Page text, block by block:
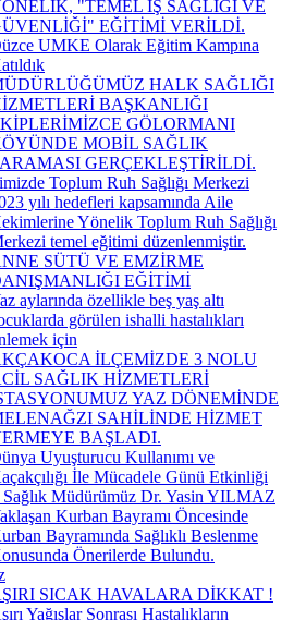
"TEMEL İŞ SAĞLIĞI VE
EĞİTİMİ VERİLDİ.
UMKE Olarak Eğitim Kampına
HALK SAĞLIĞI
BAŞKANLIĞI
GÖLORMANI
MOBİL SAĞLIK
GERÇEKLEŞTİRİLDİ.
Toplum Ruh Sağlığı Merkezi
yılı hedefleri kapsamında Aile
Yönelik Toplum Ruh Sağlığı
temel eğitimi düzenlenmiştir.
SÜTÜ VE EMZİRME
EĞİTİMİ
aylarında özellikle beş yaş altı
görülen ishalli hastalıkları
için
İLÇEMİZDE 3 NOLU
SAĞLIK HİZMETLERİ
YAZ DÖNEMİNDE
SAHİLİNDE HİZMET
BAŞLADI.
Uyuşturucu Kullanımı ve
İle Mücadele Günü Etkinliği
Müdürümüz Dr. Yasin YILMAZ
Kurban Bayramı Öncesinde
Bayramında Sağlıklı Beslenme
Önerilerde Bulundu.
SICAK HAVALARA DİKKAT !
Yağışlar Sonrası Hastalıkların